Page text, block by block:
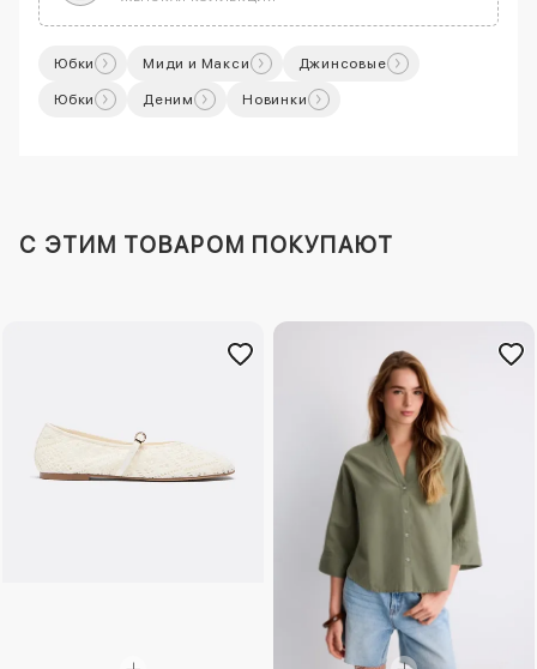
Юбки Миди и Макси Джинсовые
Юбки Деним Новинки
C ЭТИМ ТОВАРОМ ПОКУПАЮТ